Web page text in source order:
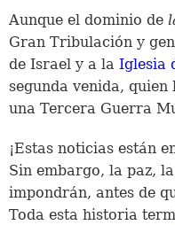
Aunque el dominio de
Gran Tribulación y
de Israel y a la Iglesia
segunda venida,
una Tercera Guerra
¡Estas noticias están
Sin embargo, la paz,
impondrán, antes de
Toda esta historia